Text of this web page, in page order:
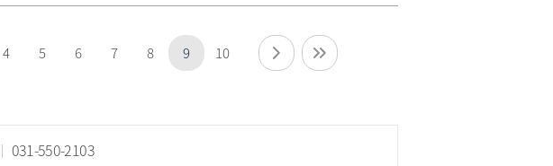
4 5 6 7 8 9 10
031-550-2103